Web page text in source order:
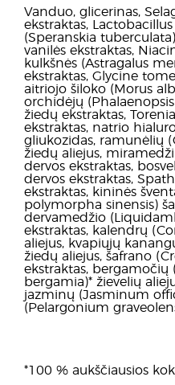
Vanduo, glicerinas,
ekstraktas,
(Speranskia
vanilės ekstraktas,
kulkšnės (Astragalus
ekstraktas, Glycine
aitriojo šiloko (Morus
orchidėjų
žiedų ekstraktas,
ekstraktas, natrio
gliukozidas, ramunėlių
žiedų aliejus,
dervos ekstraktas,
dervos ekstraktas,
ekstraktas, kininės
polymorpha sinensis)
dervamedžio
ekstraktas, kalendrų
aliejus, kvapiųjų
žiedų aliejus, šafrano
ekstraktas, bergamočių
bergamia)* žievelių
jazminų (Jasminum
(Pelargonium
*100 % aukščiausios